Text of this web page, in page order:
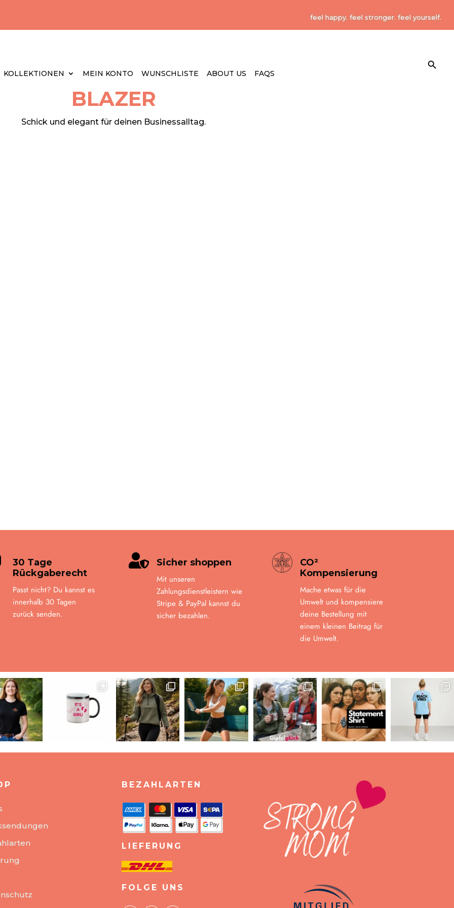
feel happy. feel stronger. feel yourself.
KOLLEKTIONEN MEIN KONTO WUNSCHLISTE ABOUT US FAQS
Search
for:
BLAZER
Schick und elegant für deinen Businessalltag.
30 Tage
Rückgaberecht
Passt nicht? Du kannst es
innerhalb 30 Tagen
zurück senden.

Sicher shoppen
Mit unseren
Zahlungsdienstleistern wie
Stripe & PayPal kannst du
sicher bezahlen.
CO²
Kompensierung
Mache etwas für die
Umwelt und kompensiere
deine Bestellung mit
einem kleinen Beitrag für
die Umwelt.
BEZAHLARTEN
LIEFERUNG
FOLGE UNS